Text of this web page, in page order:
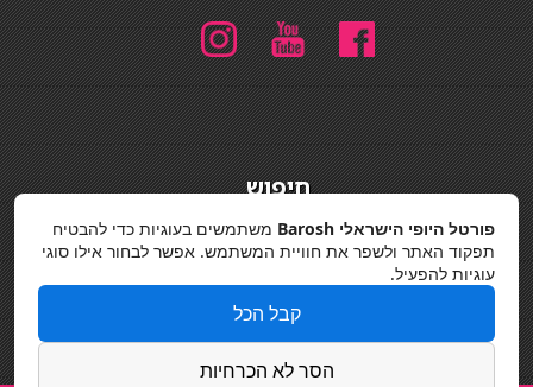
חיפוש
מדיניות פרטיות
פורטל היופי הישראלי Barosh
משתמשים בעוגיות כדי להבטיח
תפקוד האתר ולשפר את חוויית המשתמש. אפשר לבחור אילו סוגי
עוגיות להפעיל.
קבל הכל
הסר לא הכרחיות